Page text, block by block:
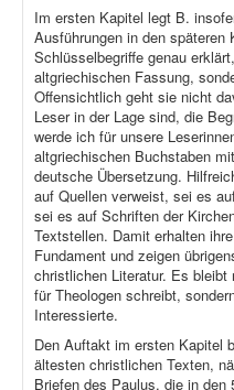
Im ersten Kapitel legt B.
Ausführungen in den späteren
Schlüsselbegriffe genau
altgriechischen Fassung,
Offensichtlich geht sie nicht
Leser in der Lage sind, die
werde ich für unsere
altgriechischen Buchstaben
deutsche Übersetzung.
auf Quellen verweist, sei es
sei es auf Schriften der
Textstellen. Damit erhalten
Fundament und zeigen
christlichen Literatur. Es
für Theologen schreibt,
Interessierte.
Den Auftakt im ersten Kapitel
ältesten christlichen Texten,
Briefen des Paulus, die in